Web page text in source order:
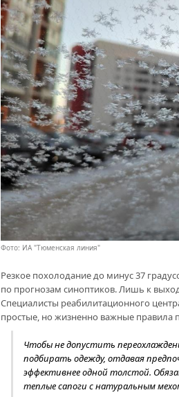
Фото: ИА "Тюменская линия"
Резкое похолодание до минус 37
по прогнозам синоптиков. Лишь к
Специалисты реабилитационного
простые, но жизненно важные правила
Чтобы не допустить
подбирать одежду, отдавая
эффективнее одной толстой.
теплые сапоги с натуральным